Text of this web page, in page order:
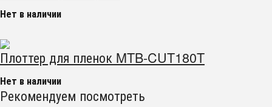
Нет в наличии
Плоттер для пленок MTB-CUT180T
Нет в наличии
Рекомендуем посмотреть